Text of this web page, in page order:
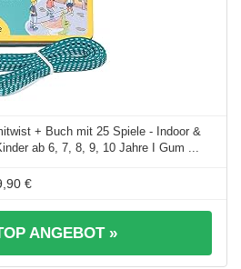
+ Buch mit 25 Spiele - Indoor &
ab 6, 7, 8, 9, 10 Jahre I Gum ...
€
ANGEBOT »